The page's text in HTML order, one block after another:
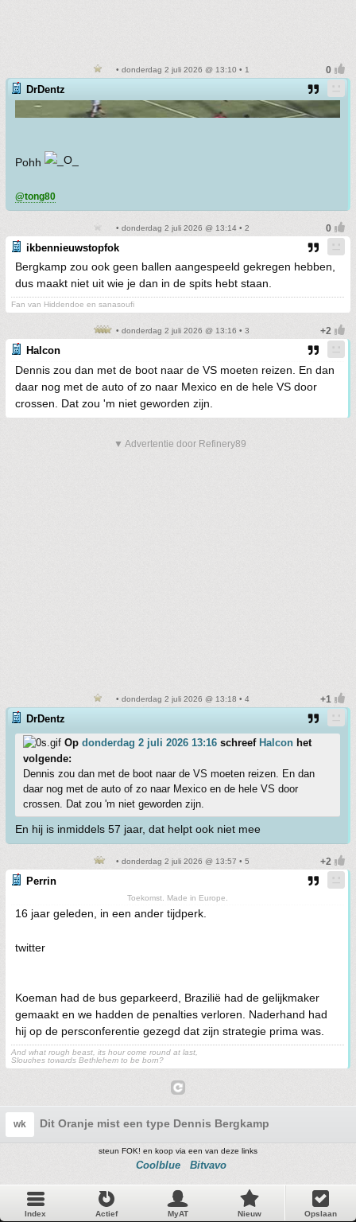
• donderdag 2 juli 2026 @ 13:10 • 1
DrDentz
Pohh
@tong80
• donderdag 2 juli 2026 @ 13:14 • 2
ikbennieuwstopfok
Bergkamp zou ook geen ballen aangespeeld gekregen hebben,
dus maakt niet uit wie je dan in de spits hebt staan.
Fan van Hiddendoe en sanasoufi
• donderdag 2 juli 2026 @ 13:16 • 3
Halcon
Dennis zou dan met de boot naar de VS moeten reizen. En dan
daar nog met de auto of zo naar Mexico en de hele VS door
crossen. Dat zou 'm niet geworden zijn.
▼ Advertentie door Refinery89
• donderdag 2 juli 2026 @ 13:18 • 4
DrDentz
Op donderdag 2 juli 2026 13:16 schreef Halcon het
volgende:
Dennis zou dan met de boot naar de VS moeten reizen. En dan
daar nog met de auto of zo naar Mexico en de hele VS door
crossen. Dat zou 'm niet geworden zijn.
En hij is inmiddels 57 jaar, dat helpt ook niet mee
• donderdag 2 juli 2026 @ 13:57 • 5
Perrin
Toekomst. Made in Europe.
16 jaar geleden, in een ander tijdperk.
twitter
Koeman had de bus geparkeerd, Brazilië had de gelijkmaker
gemaakt en we hadden de penalties verloren. Naderhand had
hij op de persconferentie gezegd dat zijn strategie prima was.
And what rough beast, its hour come round at last,
Slouches towards Bethlehem to be born?
wk Dit Oranje mist een type Dennis Bergkamp
steun FOK! en koop via een van deze links
Coolblue Bitvavo
Index Actief MyAT Nieuw Opslaan